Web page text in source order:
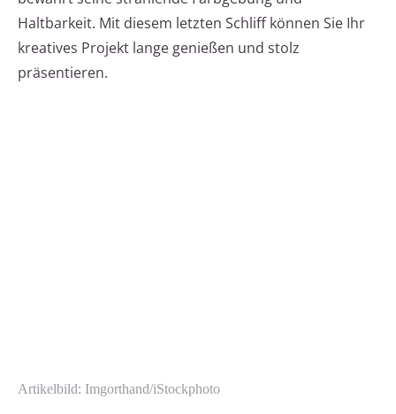
Haltbarkeit. Mit diesem letzten Schliff können Sie Ihr
kreatives Projekt lange genießen und stolz
präsentieren.
Artikelbild: Imgorthand/iStockphoto